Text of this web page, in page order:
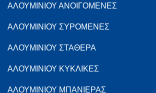
ΑΛΟΥΜΙΝΙΟΥ ΑΝΟΙΓΟΜΕΝΕΣ
ΑΛΟΥΜΙΝΙΟΥ ΣΥΡΟΜΕΝΕΣ
ΑΛΟΥΜΙΝΙΟΥ ΣΤΑΘΕΡΑ
ΑΛΟΥΜΙΝΙΟΥ ΚΥΚΛΙΚΕΣ
ΑΛΟΥΜΙΝΙΟΥ ΜΠΑΝΙΕΡΑΣ